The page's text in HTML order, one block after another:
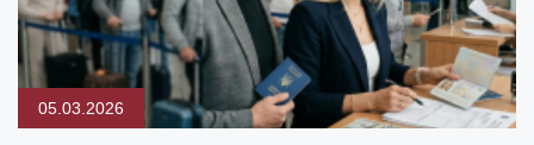
05.03.2026